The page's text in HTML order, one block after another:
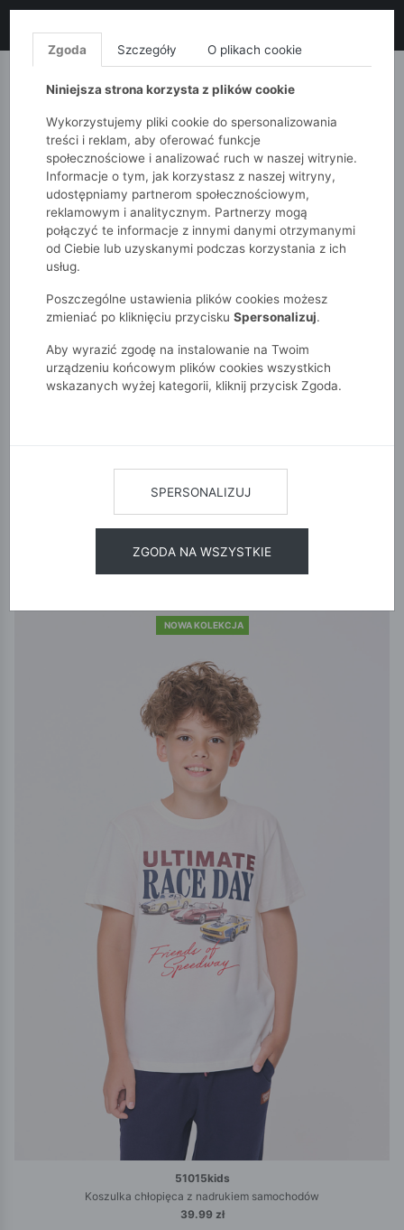
MONNARI QUIOSQUE
51015kids Chłopcy 7-12 lat
CHŁOPCY 7-12 LAT
Chłopak w wieku 7-12 lat to świat w ciągłym ruchu. Szkoła,
przyjaciele, sport i gaming – jego garderoba musi być gotowa na
wszystko. W 5.10.15 rozumiemy potrzeby chłopaków w wieku
niezależnie od tego, co przyniesie dzień.
POKAŻ FILTRY
48
NOWA KOLEKCJA
51015kids
Koszulka chłopięca z nadrukiem samochodów
39.99 zł
Zgoda Szczegóły O plikach cookie
Niniejsza strona korzysta z plików cookie
Wykorzystujemy pliki cookie do spersonalizowania
treści i reklam, aby oferować funkcje
społecznościowe i analizować ruch w naszej witrynie.
Informacje o tym, jak korzystasz z naszej witryny,
udostępniamy partnerom społecznościowym,
reklamowym i analitycznym. Partnerzy mogą
połączyć te informacje z innymi danymi otrzymanymi
od Ciebie lub uzyskanymi podczas korzystania z ich
usług.
Poszczególne ustawienia plików cookies możesz
zmieniać po kliknięciu przycisku Spersonalizuj.
Aby wyrazić zgodę na instalowanie na Twoim
urządzeniu końcowym plików cookies wszystkich
wskazanych wyżej kategorii, kliknij przycisk Zgoda.
SPERSONALIZUJ
ZGODA NA WSZYSTKIE